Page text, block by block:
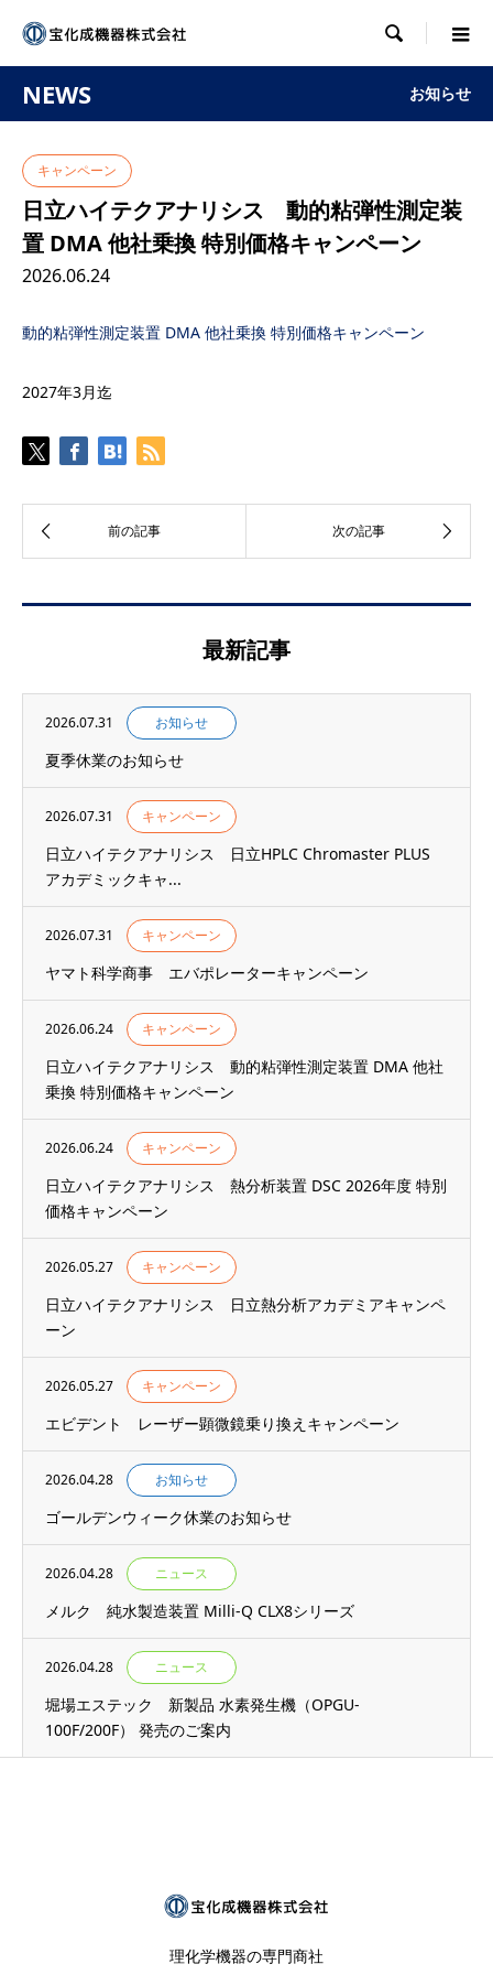

NEWS お知らせ
キャンペーン
日立ハイテクアナリシス 動的粘弾性測定装
置 DMA 他社乗換 特別価格キャンペーン
2026.06.24
動的粘弾性測定装置 DMA 他社乗換 特別価格キャンペーン
2027年3月迄
最新記事
2026.07.31 お知らせ
夏季休業のお知らせ
2026.07.31 キャンペーン
日立ハイテクアナリシス 日立HPLC Chromaster PLUS
アカデミックキャ...
2026.07.31 キャンペーン
ヤマト科学商事 エバポレーターキャンペーン
2026.06.24 キャンペーン
日立ハイテクアナリシス 動的粘弾性測定装置 DMA 他社
乗換 特別価格キャンペーン
2026.06.24 キャンペーン
日立ハイテクアナリシス 熱分析装置 DSC 2026年度 特別
価格キャンペーン
2026.05.27 キャンペーン
日立ハイテクアナリシス 日立熱分析アカデミアキャンペ
ーン
2026.05.27 キャンペーン
エビデント レーザー顕微鏡乗り換えキャンペーン
2026.04.28 お知らせ
ゴールデンウィーク休業のお知らせ
2026.04.28 ニュース
メルク 純水製造装置 Milli-Q CLX8シリーズ
2026.04.28 ニュース
堀場エステック 新製品 水素発生機（OPGU-
100F/200F） 発売のご案内
理化学機器の専門商社